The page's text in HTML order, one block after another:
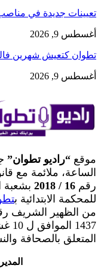
تعيينات جديدة في
أغسطس 9, 2026
تطوان كتعيش شهرين
أغسطس 9, 2026
موقع “راديو تطوان”
الساعة، ملائمة مع
رقم 16 / 2018
بشعبة
للمحكمة الابتدائية ب
المتعلق بالصحافة